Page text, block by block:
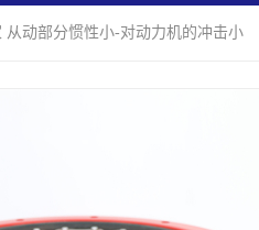
从动部分惯性小-对动力机的冲击小